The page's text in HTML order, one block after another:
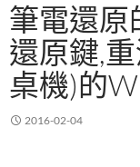
筆電還原
還原鍵,
桌機)的
2016-02-04